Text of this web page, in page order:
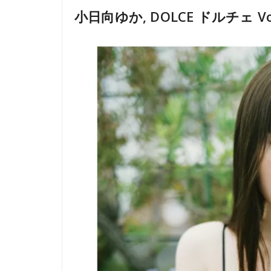
小日向ゆか, DOLCE ドルチェ